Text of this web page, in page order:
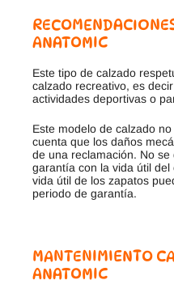
ANATOMIC
Este tipo de calzado
calzado recreativo, es
actividades deportivas o
Este modelo de calzado
cuenta que los daños
de una reclamación. No
garantía con la vida útil
vida útil de los zapatos
periodo de garantía.
MANTENIMIENTO
ANATOMIC